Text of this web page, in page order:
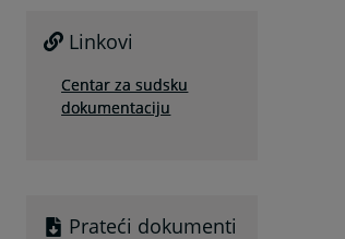
Linkovi
Centar za sudsku
dokumentaciju
Prateći dokumenti